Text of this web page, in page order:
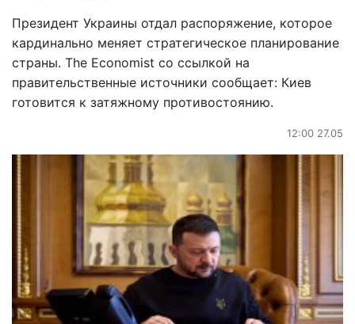
Президент Украины отдал распоряжение, которое
кардинально меняет стратегическое планирование
страны. The Economist со ссылкой на
правительственные источники сообщает: Киев
готовится к затяжному противостоянию.
12:00 27.05